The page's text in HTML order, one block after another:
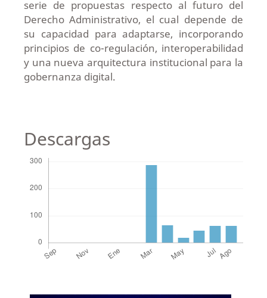
serie de propuestas respecto al futuro del
Derecho Administrativo, el cual depende de
su capacidad para adaptarse, incorporando
principios de co-regulación, interoperabilidad
y una nueva arquitectura institucional para la
gobernanza digital.
Descargas